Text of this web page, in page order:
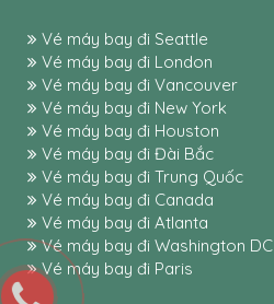
Vé máy bay đi Seattle
Vé máy bay đi London
Vé máy bay đi Vancouver
Vé máy bay đi New York
Vé máy bay đi Houston
Vé máy bay đi Đài Bắc
Vé máy bay đi Trung Quốc
Vé máy bay đi Canada
Vé máy bay đi Atlanta
Vé máy bay đi Washington DC
Vé máy bay đi Paris